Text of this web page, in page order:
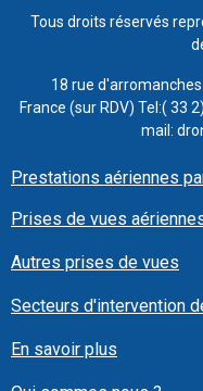
Tous droits réservés
18 rue
France (sur RDV) Tel:( 33
mail:
Prestations aériennes
Prises de vues
Autres prises de vues
Secteurs d'intervention
En savoir plus